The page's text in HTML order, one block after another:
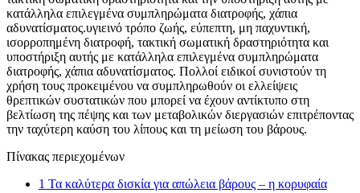
κατάλληλα επιλεγμένα συμπληρώματα διατροφής, χάπια
αδυνατίσματος.υγιεινό τρόπο ζωής, εύπεπτη, μη παχυντική,
ισορροπημένη διατροφή, τακτική σωματική δραστηριότητα και
υποστήριξη αυτής με κατάλληλα επιλεγμένα συμπληρώματα
διατροφής, χάπια αδυνατίσματος. Πολλοί ειδικοί συνιστούν τη
χρήση τους προκειμένου να συμπληρωθούν οι ελλείψεις
θρεπτικών συστατικών που μπορεί να έχουν αντίκτυπο στη
βελτίωση της πέψης και των μεταβολικών διεργασιών επιτρέποντας
την ταχύτερη καύση του λίπους και τη μείωση του βάρους.
Πίνακας περιεχομένων
1 Τα καλύτερα δισκία για απώλεια βάρους – η κορυφαία